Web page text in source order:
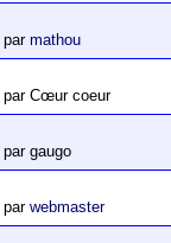
parmathou
par Cœur coeur
par gaugo
parwebmaster